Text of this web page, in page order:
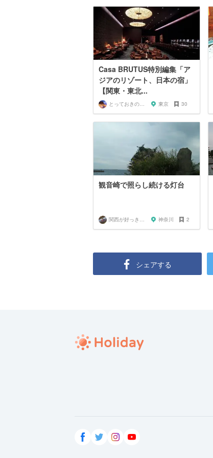
Casa BRUTUS特別編集「ア
ジアのリゾート、日本の宿」
【関東・東北...
とっておきの宿探し 東京 30
観音崎で照らし続ける灯台
関西が好っきゃねん 神奈川 2
シェアする